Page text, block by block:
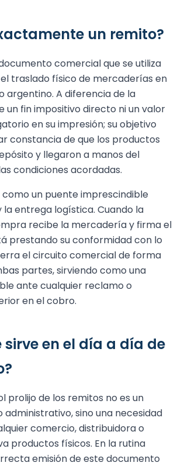
exactamente un remito?
traslado físico de mercaderías en
argentino. A diferencia de la
un fin impositivo directo ni un valor
en su impresión; su objetivo
constancia de que los productos
y llegaron a manos del
condiciones acordadas.
entrega logística. Cuando la
recibe la mercadería y firma el
prestando su conformidad con lo
el circuito comercial de forma
partes, sirviendo como una
ante cualquier reclamo o
en el cobro.
sino una necesidad
comercio, distribuidora o
productos físicos. En la rutina
emisión de este documento